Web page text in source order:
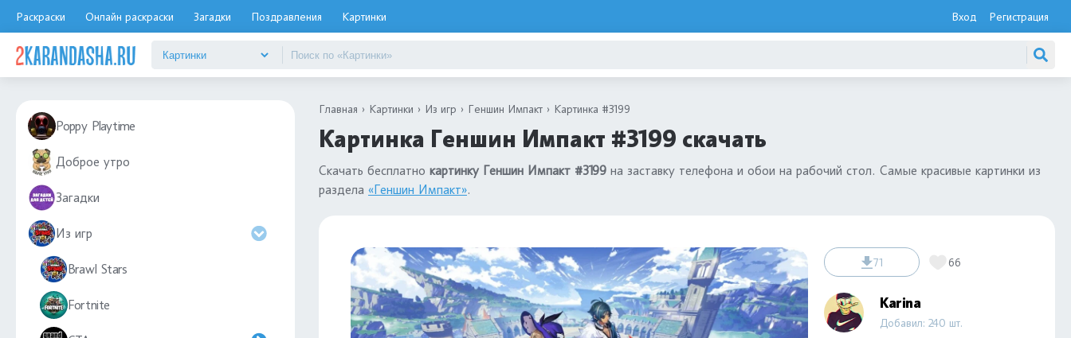
Раскраски Онлайн раскраски Загадки Поздравления Картинки Вход Регистрация
Poppy Playtime
Доброе утро
Загадки
Из игр
Brawl Stars
Fortnite
Главная Картинки Из игр Геншин Импакт Картинка #3199
Картинка Геншин Импакт #3199 скачать
Скачать бесплатно картинку Геншин Импакт #3199 на заставку телефона и обои на рабочий стол. Самые красивые картинки из
раздела «Геншин Импакт».
71 66
Karina
Добавил: 240 шт.